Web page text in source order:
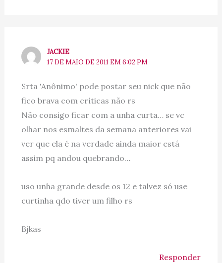
JACKIE
17 DE MAIO DE 2011 EM 6:02 PM
Srta 'Anônimo' pode postar seu nick que não
fico brava com críticas não rs
Não consigo ficar com a unha curta… se vc
olhar nos esmaltes da semana anteriores vai
ver que ela é na verdade ainda maior está
assim pq andou quebrando…
uso unha grande desde os 12 e talvez só use
curtinha qdo tiver um filho rs
Bjkas
Responder